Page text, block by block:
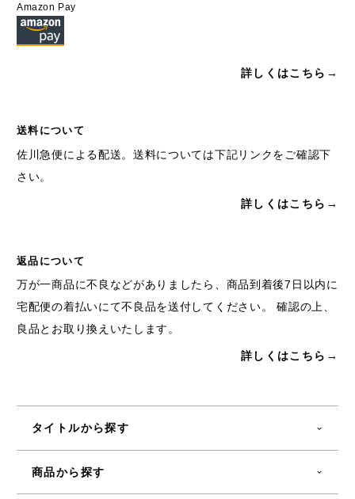
Amazon Pay
詳しくはこちら→
送料について
佐川急便による配送。送料については下記リンクをご確認下
さい。
詳しくはこちら→
返品について
万が一商品に不良などがありましたら、商品到着後7日以内に
宅配便の着払いにて不良品を送付してください。 確認の上、
良品とお取り換えいたします。
詳しくはこちら→
タイトルから探す
商品から探す